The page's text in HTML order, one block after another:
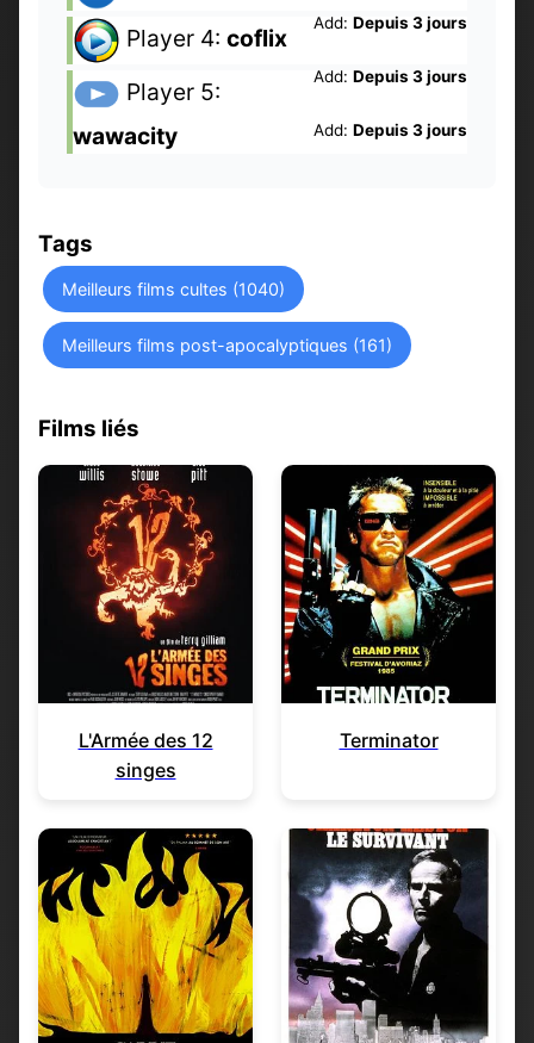
Add: Depuis 3 jours
Player 4: coflix
Add: Depuis 3 jours
Player 5:
wawacity
Add: Depuis 3 jours
Tags
Meilleurs films cultes (1040)
Meilleurs films post-apocalyptiques (161)
Films liés
L'Armée des 12
singes
Terminator